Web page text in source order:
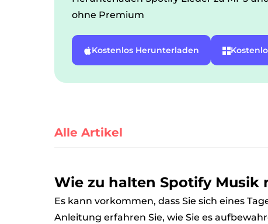
ohne Premium
Kostenlos Herunterladen
Alle Artikel
Wie zu halten Spotify Musik
Es kann vorkommen, dass Sie sich eines
Anleitung erfahren Sie, wie Sie es